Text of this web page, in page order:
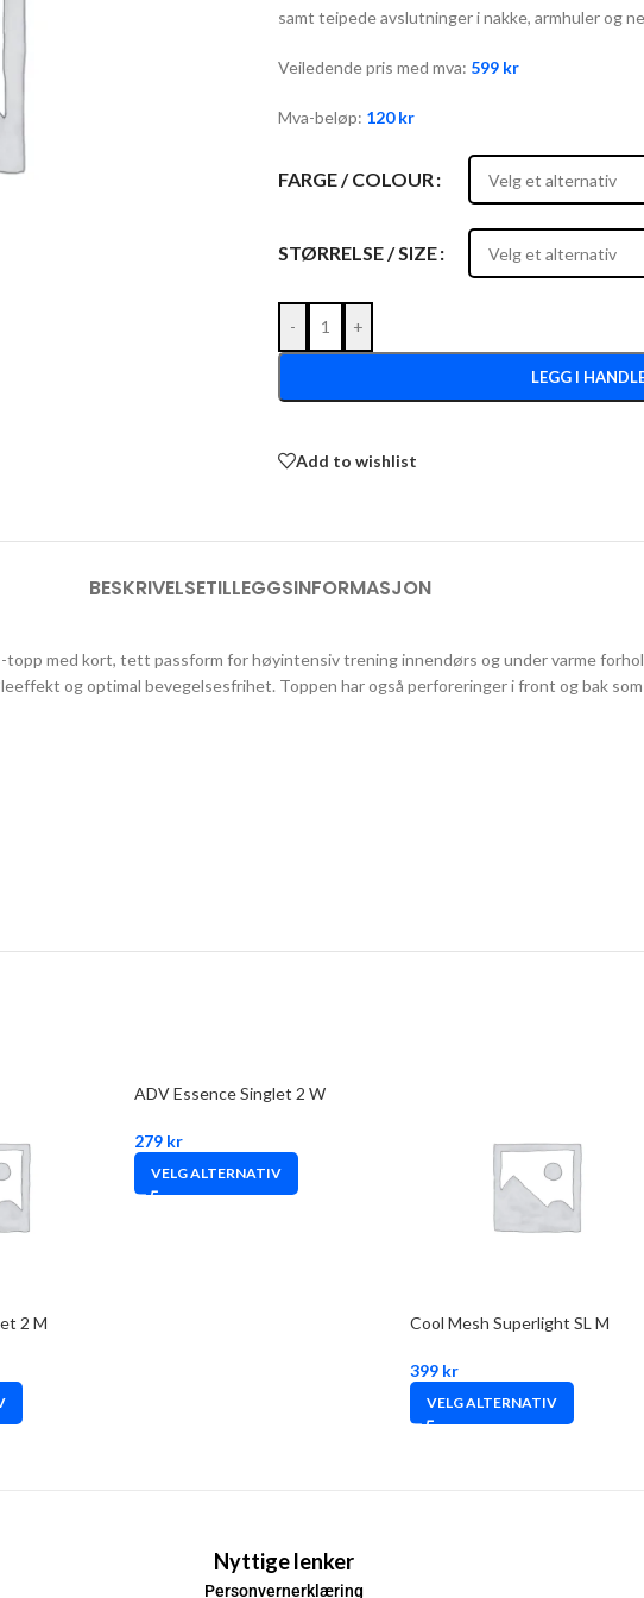
samt teipede avslutninger i nakke, armhuler og
Veiledende pris med mva: 599 kr
Mva-beløp: 120kr
FARGE / COLOUR
STØRRELSE / SIZE
- +
LEGG I
Add to wishlist
BESKRIVELSETILLEGGSINFORMASJON
med kort, tett passform for høyintensiv trening innendørs og under varme
og optimal bevegelsesfrihet. Toppen har også perforeringer i front og bak
2 M
ADV Essence Singlet 2 W
279 kr
VELG ALTERNATIV
Cool Mesh Superlight SL M
399 kr
VELG ALTERNATIV
Nyttige lenker
Personvernerklæring